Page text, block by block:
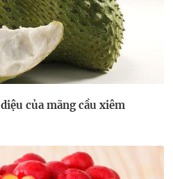
của mãng cầu xiêm